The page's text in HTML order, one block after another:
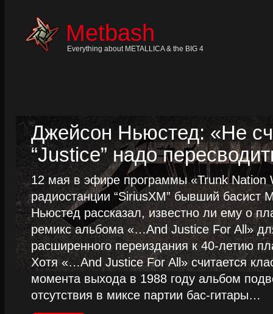
Metbash
Everything about METALLICA & the BIG 4
Джейсон Ньюстед: «Не
“Justice” надо
12 мая в эфире программы «Trunk Nation
радиостанции “SiriusXM” бывший басист
Ньюстед рассказал, известно ли ему о
ремикс альбома «…And Justice For All»
расширенного переиздания к 40-летию
Хотя «…And Justice For All» считается
момента выхода в 1988 году альбом
отсутствия в миксе партии бас-гитары…